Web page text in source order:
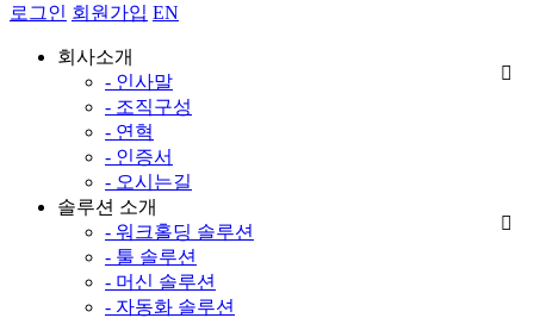
로그인 회원가입 EN
회사소개
- 인사말
- 조직구성
- 연혁
- 인증서
- 오시는길
솔루션 소개
- 워크홀딩 솔루션
- 툴 솔루션
- 머신 솔루션
- 자동화 솔루션